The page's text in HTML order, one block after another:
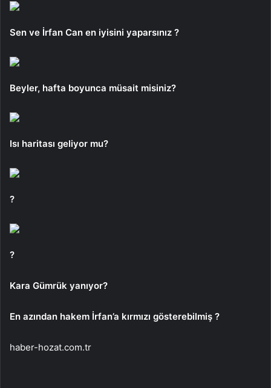
Sen ve İrfan Can en iyisini yaparsınız ?
Beyler, hafta boyunca müsait misiniz?
Isı haritası geliyor mu?
?
?
Kara Gümrük yanıyor?
En azından hakem İrfan’a kırmızı gösterebilmiş ?
haber-hozat.com.tr